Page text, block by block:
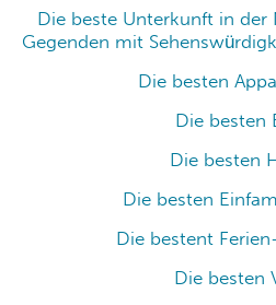
Die beste Unterkunft in
Gegenden mit
Die besten
Die besten
Die besten
Die besten
Die bestent
Die besten